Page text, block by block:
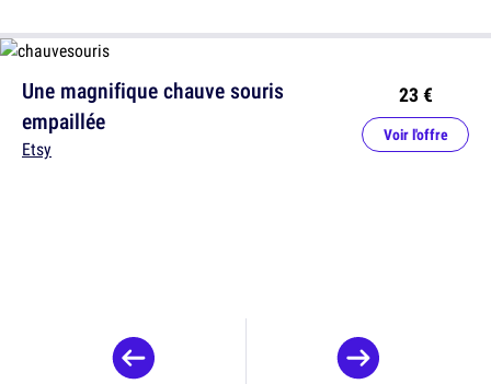
Une magnifique chauve souris
empaillée
Etsy
23 €
Voir l'offre